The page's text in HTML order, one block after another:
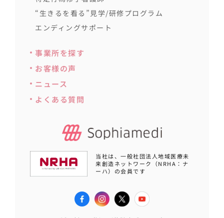
“生きるを看る”見学/研修プログラム
エンディングサポート
事業所を探す
お客様の声
ニュース
よくある質問
当社は、一般社団法人地域医療未
来創造ネットワーク（NRHA：ナ
ーハ）の会員です